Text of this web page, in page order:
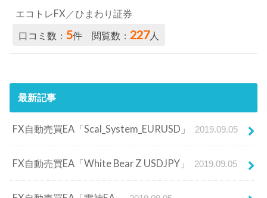
エコトレFX／ひまわり証券
口コミ数：5件 閲覧数：227人
最新記事
FX自動売買EA「Scal_System_EURUSD」 2019.09.05
FX自動売買EA「White Bear Z USDJPY」 2019.09.05